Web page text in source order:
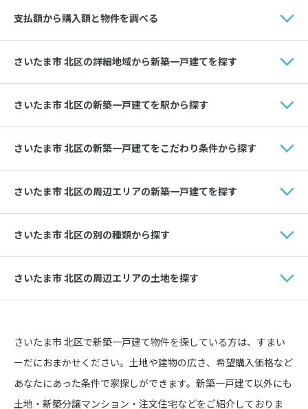
支払額から購入額と物件を調べる
さいたま市 北区の詳細地域から新築一戸建てを探す
さいたま市 北区の新築一戸建てを駅から探す
さいたま市 北区の新築一戸建てをこだわり条件から探す
さいたま市 北区の周辺エリアの新築一戸建てを探す
さいたま市 北区の別の種類から探す
さいたま市 北区の周辺エリアの土地を探す
さいたま市 北区で新築一戸建て物件を探している方は、すまい
ーだにおまかせください。土地や建物の広さ、希望購入価格など
あなたにあった条件で家探しができます。新築一戸建て以外にも
土地・新築分譲マンション・注文住宅などをご紹介しておりま